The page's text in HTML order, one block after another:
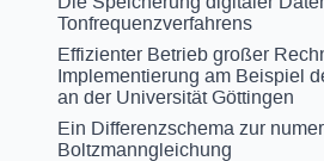
Tonfrequenzverfahrens
Effizienter Betrieb großer
Implementierung am Beispiel
an der Universität Göttingen
Ein Differenzschema zur
Boltzmanngleichung